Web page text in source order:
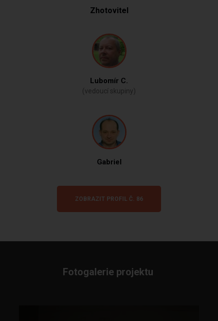
Zhotovitel
Lubomír C.
(vedoucí skupiny)
Gabriel
ZOBRAZIT PROFIL Č. 86
Fotogalerie projektu